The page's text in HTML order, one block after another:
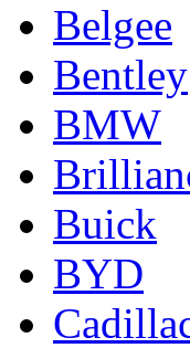
Belgee
Bentley
BMW
Buick
BYD